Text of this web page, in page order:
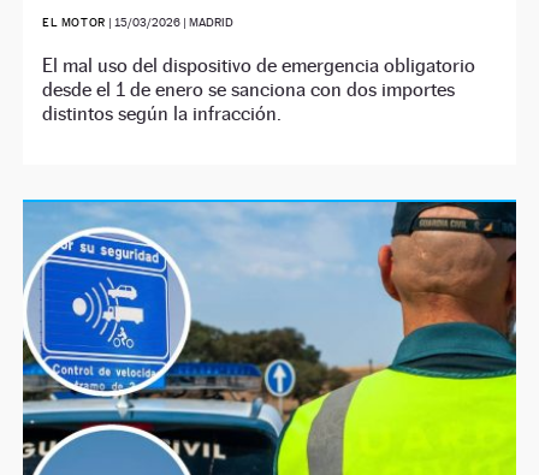
EL MOTOR | 15/03/2026 | MADRID
El mal uso del dispositivo de emergencia obligatorio
desde el 1 de enero se sanciona con dos importes
distintos según la infracción.